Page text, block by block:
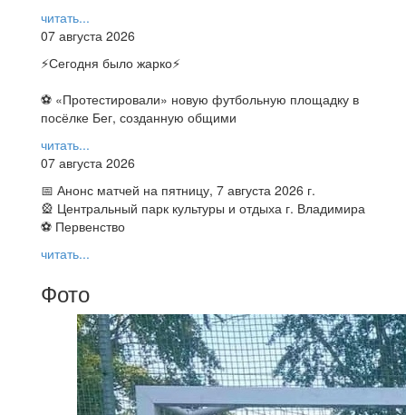
читать...
07 августа 2026
⚡️Сегодня было жарко⚡️
⚽ ️«Протестировали» новую футбольную площадку в
посёлке Бег, созданную общими
читать...
07 августа 2026
📅 Анонс матчей на пятницу, 7 августа 2026 г.
🎡 Центральный парк культуры и отдыха г. Владимира
⚽ Первенство
читать...
Фото